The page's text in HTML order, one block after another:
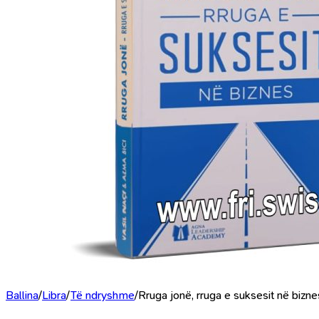
Ballina/Libra/Të ndryshme/Rruga jonë, rruga e suksesit në